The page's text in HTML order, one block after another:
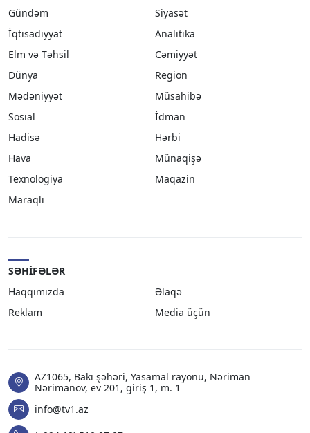
Gündəm
Siyasət
İqtisadiyyat
Analitika
Elm və Təhsil
Cəmiyyət
Dünya
Region
Mədəniyyət
Müsahibə
Sosial
İdman
Hadisə
Hərbi
Hava
Münaqişə
Texnologiya
Maqazin
Maraqlı
SƏHIFƏLƏR
Haqqımızda
Əlaqə
Reklam
Media üçün
AZ1065, Bakı şəhəri, Yasamal rayonu, Nəriman
Nərimanov, ev 201, giriş 1, m. 1
info@tv1.az